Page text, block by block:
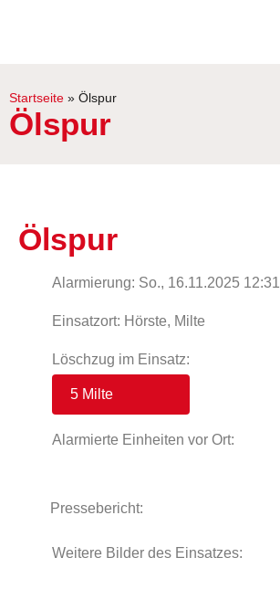
Startseite » Ölspur
Ölspur
Ölspur
Alarmierung: So., 16.11.2025 12:31
Einsatzort: Hörste, Milte
Löschzug im Einsatz:
5 Milte
Alarmierte Einheiten vor Ort:
Pressebericht:
Weitere Bilder des Einsatzes: